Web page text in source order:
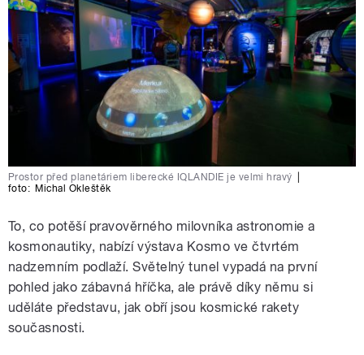
Prostor před planetáriem liberecké IQLANDIE je velmi hravý
foto: Michal Okleštěk
To, co potěší pravověrného milovníka astronomie a
kosmonautiky, nabízí výstava Kosmo ve čtvrtém
nadzemním podlaží. Světelný tunel vypadá na první
pohled jako zábavná hříčka, ale právě díky němu si
uděláte představu, jak obří jsou kosmické rakety
současnosti.